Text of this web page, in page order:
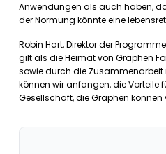
Anwendungen als auch haben,
der Normung könnte eine
Robin Hart, Direktor der
gilt als die Heimat von Graphen
sowie durch die Zusammenarbeit
können wir anfangen, die Vorteile
Gesellschaft, die Graphen können